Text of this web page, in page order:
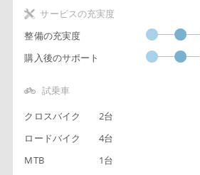
サービスの充実度
整備の充実度
購入後のサポート
試乗車
クロスバイク
2台
ロードバイク
4台
MTB
1台